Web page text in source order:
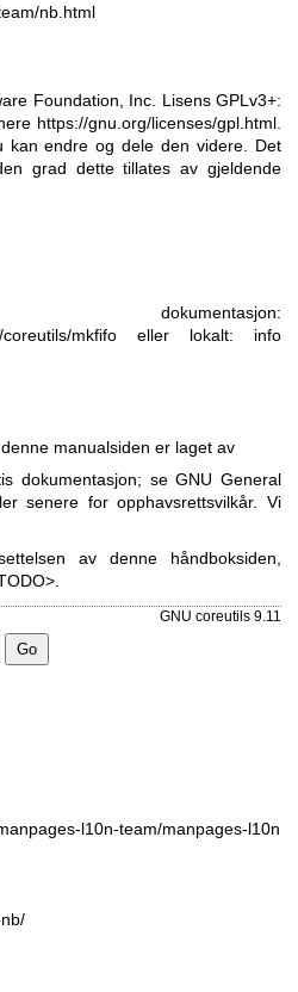
nb.html
Foundation, Inc. Lisens GPLv3+:
https://gnu.org/licenses/gpl.html.
kan endre og dele den videre. Det
grad dette tillates av gjeldende
mkfifo
eller lokalt: info
manualsiden er laget av
dokumentasjon; seGNU General
senere for opphavsrettsvilkår. Vi
av denne håndboksiden,
GNU coreutils 9.11
l10n-team/manpages-l10n